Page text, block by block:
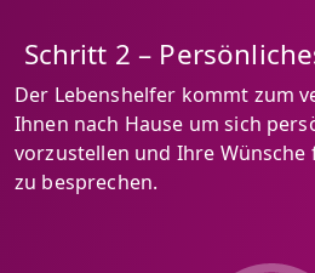
Schritt 2 –
Der Lebenshelfer kommt zum
Ihnen nach Hause um sich
vorzustellen und Ihre
zu besprechen.